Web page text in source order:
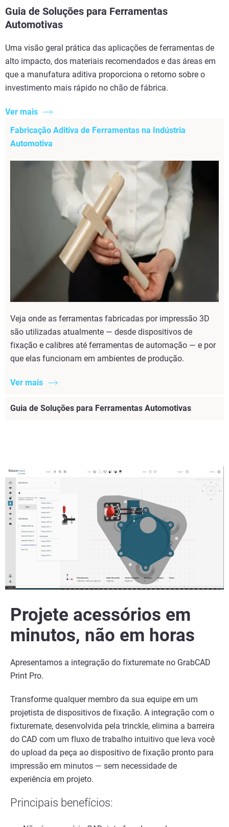
Guia de Soluções para Ferramentas
Automotivas
Uma visão geral prática das aplicações de ferramentas de
alto impacto, dos materiais recomendados e das áreas em
que a manufatura aditiva proporciona o retorno sobre o
investimento mais rápido no chão de fábrica.
Ver mais
Fabricação Aditiva de Ferramentas na Indústria
Automotiva
Veja onde as ferramentas fabricadas por impressão 3D
são utilizadas atualmente — desde dispositivos de
fixação e calibres até ferramentas de automação — e por
que elas funcionam em ambientes de produção.
Ver mais
Guia de Soluções para Ferramentas Automotivas
Projete acessórios em
minutos, não em horas
Apresentamos a integração do fixturemate no GrabCAD
Print Pro.
Transforme qualquer membro da sua equipe em um
projetista de dispositivos de fixação. A integração com o
fixturemate, desenvolvida pela trinckle, elimina a barreira
do CAD com um fluxo de trabalho intuitivo que leva você
do upload da peça ao dispositivo de fixação pronto para
impressão em minutos — sem necessidade de
experiência em projeto.
Principais benefícios: